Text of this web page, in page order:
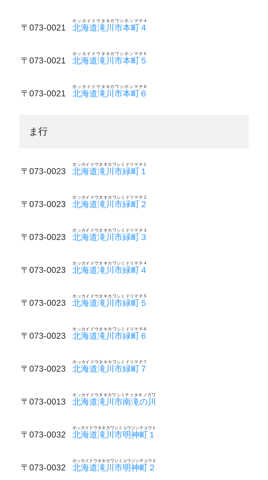
〒073-0021 北海道滝川市本町４
ホッカイドウタキカワシホンマチ４
〒073-0021 北海道滝川市本町５
ホッカイドウタキカワシホンマチ５
〒073-0021 北海道滝川市本町６
ホッカイドウタキカワシホンマチ６
ま行
〒073-0023 北海道滝川市緑町１
ホッカイドウタキカワシミドリマチ１
〒073-0023 北海道滝川市緑町２
ホッカイドウタキカワシミドリマチ２
〒073-0023 北海道滝川市緑町３
ホッカイドウタキカワシミドリマチ３
〒073-0023 北海道滝川市緑町４
ホッカイドウタキカワシミドリマチ４
〒073-0023 北海道滝川市緑町５
ホッカイドウタキカワシミドリマチ５
〒073-0023 北海道滝川市緑町６
ホッカイドウタキカワシミドリマチ６
〒073-0023 北海道滝川市緑町７
ホッカイドウタキカワシミドリマチ７
〒073-0013 北海道滝川市南滝の川
ホッカイドウタキカワシミナミタキノカワ
〒073-0032 北海道滝川市明神町１
ホッカイドウタキカワシミョウジンチョウ１
〒073-0032 北海道滝川市明神町２
ホッカイドウタキカワシミョウジンチョウ２